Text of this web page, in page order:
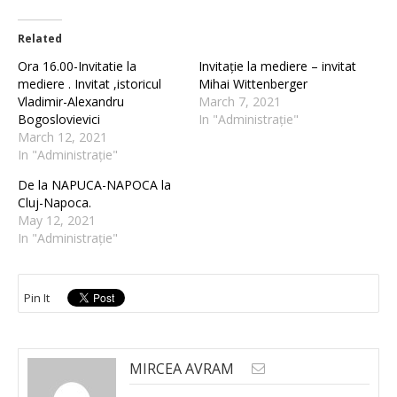
Related
Ora 16.00-Invitatie la
mediere . Invitat ,istoricul
Vladimir-Alexandru
Bogoslovievici
March 12, 2021
In "Administrație"
Invitație la mediere – invitat
Mihai Wittenberger
March 7, 2021
In "Administrație"
De la NAPUCA-NAPOCA la
Cluj-Napoca.
May 12, 2021
In "Administrație"
Pin It
MIRCEA AVRAM